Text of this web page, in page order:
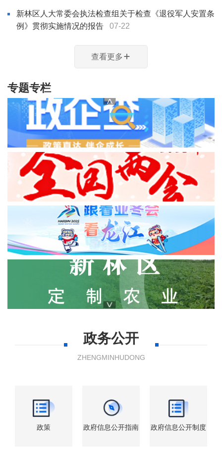
新林区人大常委会执法检查组关于检查《退役军人安置条
例》贯彻实施情况的报告
07-22
查看更多
专题专栏
>
<
政务公开
ZHENGMINHUDONG
政策 政府信息公开指南 政府信息公开制度